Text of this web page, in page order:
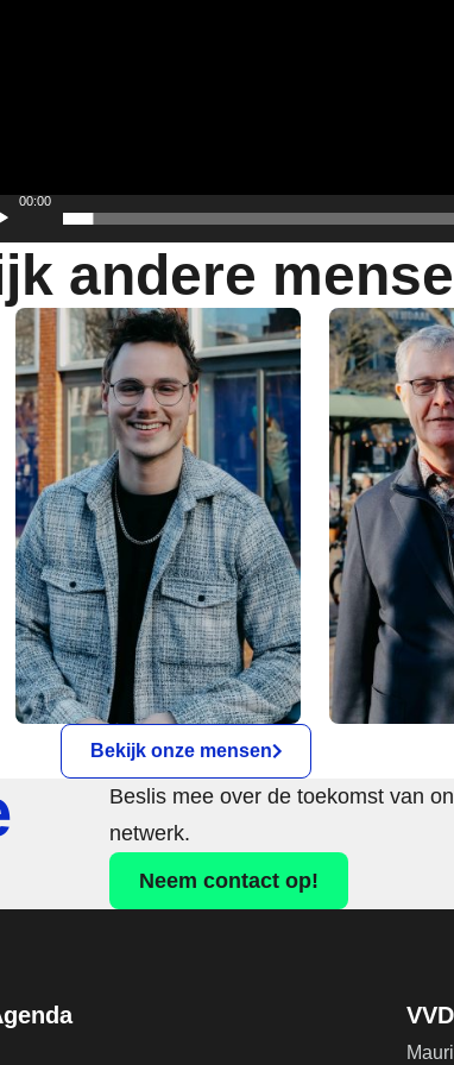
00:00
andere
Bekijk onze mensen
Beslis mee over de toekomst van
netwerk.
Neem contact op!